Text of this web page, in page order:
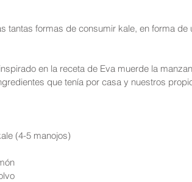
tantas formas de consumir kale, en forma
en la receta de Eva muerde la
que tenía por casa y nuestros
(4-5 manojos)